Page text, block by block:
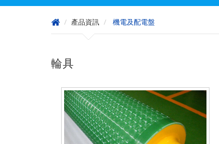
產品資訊 機電及配電盤
輪具